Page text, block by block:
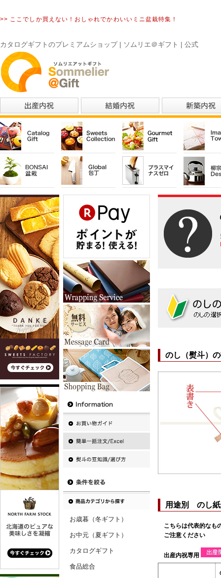
>> ここでしか買えない！おしゃれでかわいいミニ盆栽特集！
カタログギフトのプレミアムショップ | ソムリエ＠ギフト | 公式
お歳暮（冬ギフト）
お中元（夏ギフト）
カタログギフト
食品総合